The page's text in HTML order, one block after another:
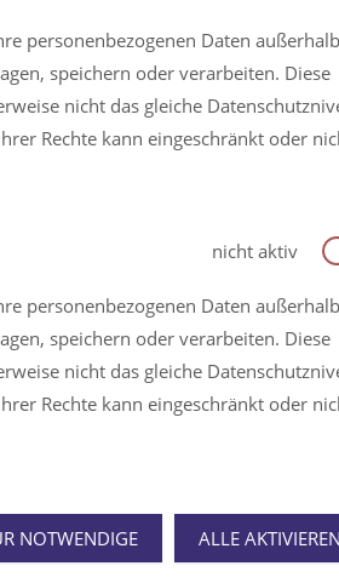
personenbezogenen Daten außerhalb
speichern oder verarbeiten. Diese
nicht das gleiche
Rechte kann eingeschränkt oder
nicht aktiv
personenbezogenen Daten außerhalb
speichern oder verarbeiten. Diese
nicht das gleiche
Rechte kann eingeschränkt oder
NOTWENDIGE ALLE